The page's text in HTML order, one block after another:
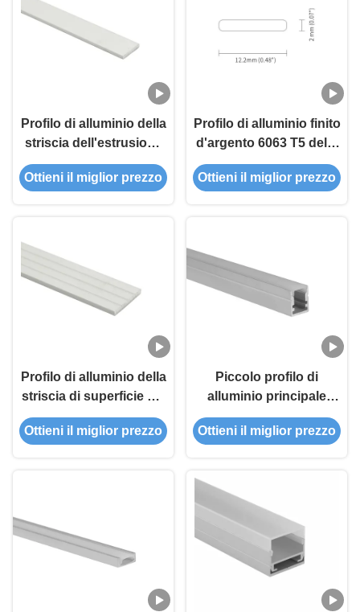
Profilo di alluminio della
striscia dell'estrusione
6063 T5 2.5m LED
Ottieni il miglior prezzo
Profilo di alluminio finito
d'argento 6063 T5 della
striscia di ROHS LED
Ottieni il miglior prezzo
Profilo di alluminio della
striscia di superficie del
supporto LED per
illuminazione lineare del
Ottieni il miglior prezzo
Piccolo profilo di
alluminio principale
montato di superficie
della striscia di profilo
Ottieni il miglior prezzo